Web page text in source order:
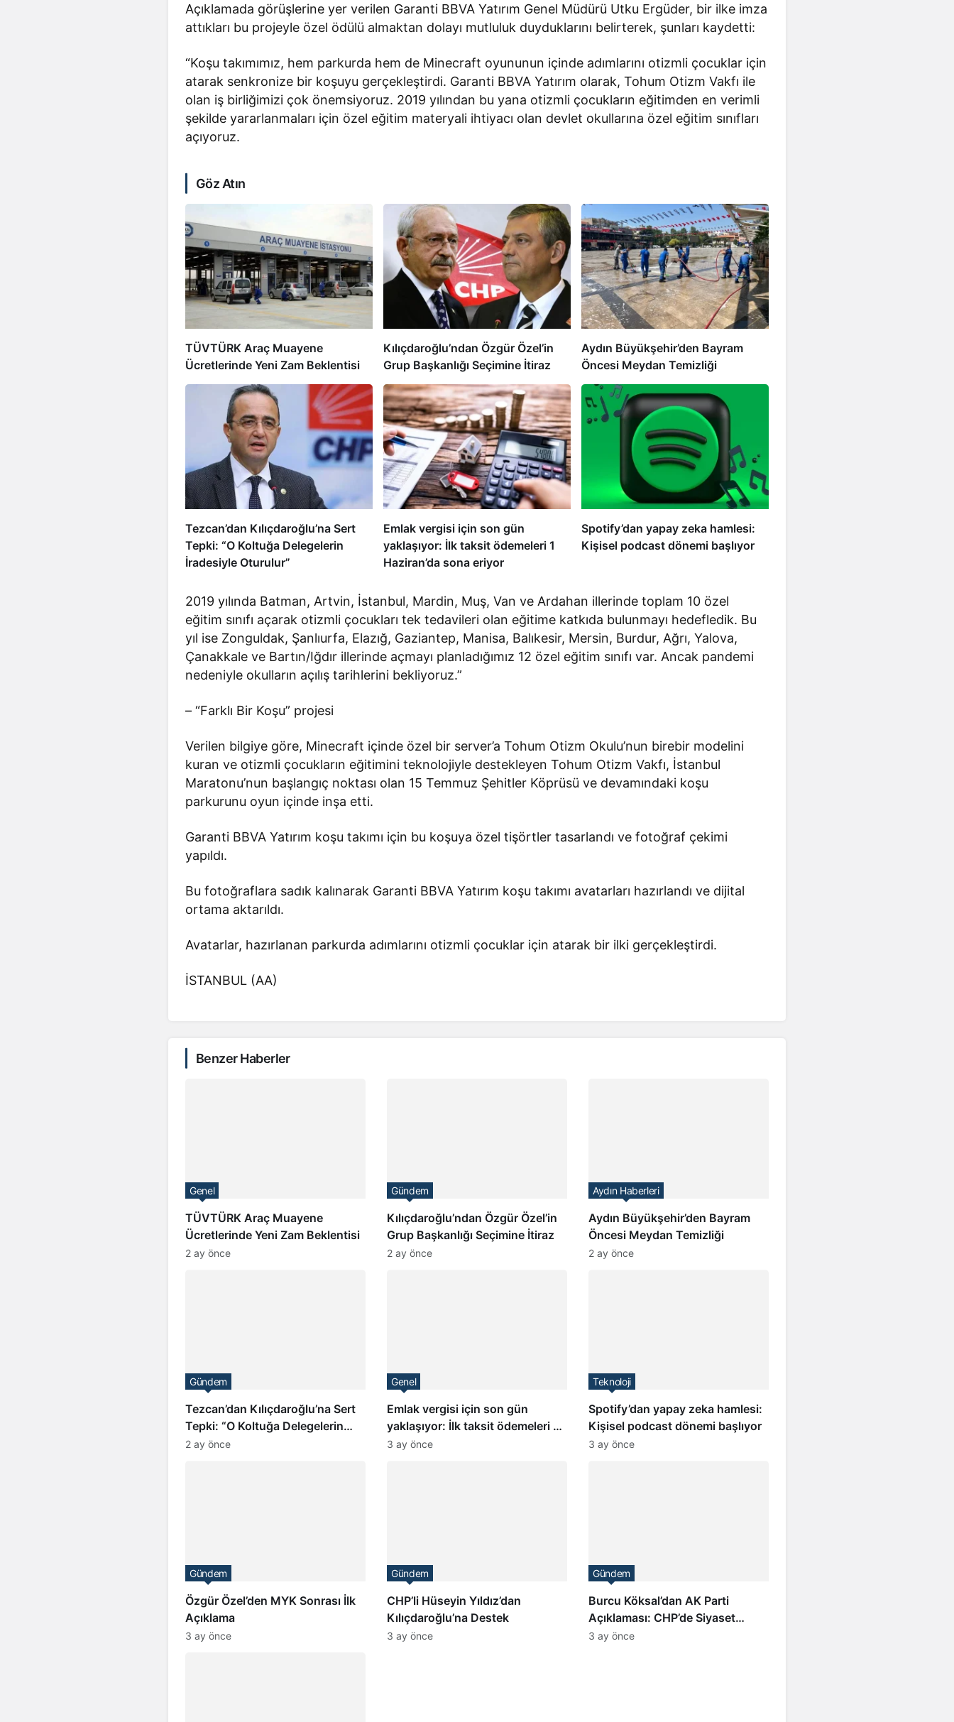
Açıklamada görüşlerine yer verilen Garanti BBVA Yatırım Genel Müdürü Utku Ergüder, bir ilke imza
attıkları bu projeyle özel ödülü almaktan dolayı mutluluk duyduklarını belirterek, şunları kaydetti:
“Koşu takımımız, hem parkurda hem de Minecraft oyununun içinde adımlarını otizmli çocuklar için
atarak senkronize bir koşuyu gerçekleştirdi. Garanti BBVA Yatırım olarak, Tohum Otizm Vakfı ile
olan iş birliğimizi çok önemsiyoruz. 2019 yılından bu yana otizmli çocukların eğitimden en verimli
şekilde yararlanmaları için özel eğitim materyali ihtiyacı olan devlet okullarına özel eğitim sınıfları
açıyoruz.
Göz Atın
TÜVTÜRK Araç Muayene
Ücretlerinde Yeni Zam Beklentisi
Kılıçdaroğlu’ndan Özgür Özel’in
Grup Başkanlığı Seçimine İtiraz
Aydın Büyükşehir’den Bayram
Öncesi Meydan Temizliği
Tezcan’dan Kılıçdaroğlu’na Sert
Tepki: “O Koltuğa Delegelerin
İradesiyle Oturulur”
Emlak vergisi için son gün
yaklaşıyor: İlk taksit ödemeleri 1
Haziran’da sona eriyor
Spotify’dan yapay zeka hamlesi:
Kişisel podcast dönemi başlıyor
2019 yılında Batman, Artvin, İstanbul, Mardin, Muş, Van ve Ardahan illerinde toplam 10 özel
eğitim sınıfı açarak otizmli çocukları tek tedavileri olan eğitime katkıda bulunmayı hedefledik. Bu
yıl ise Zonguldak, Şanlıurfa, Elazığ, Gaziantep, Manisa, Balıkesir, Mersin, Burdur, Ağrı, Yalova,
Çanakkale ve Bartın/Iğdır illerinde açmayı planladığımız 12 özel eğitim sınıfı var. Ancak pandemi
nedeniyle okulların açılış tarihlerini bekliyoruz.”
– “Farklı Bir Koşu” projesi
Verilen bilgiye göre, Minecraft içinde özel bir server’a Tohum Otizm Okulu’nun birebir modelini
kuran ve otizmli çocukların eğitimini teknolojiyle destekleyen Tohum Otizm Vakfı, İstanbul
Maratonu’nun başlangıç noktası olan 15 Temmuz Şehitler Köprüsü ve devamındaki koşu
parkurunu oyun içinde inşa etti.
Garanti BBVA Yatırım koşu takımı için bu koşuya özel tişörtler tasarlandı ve fotoğraf çekimi
yapıldı.
Bu fotoğraflara sadık kalınarak Garanti BBVA Yatırım koşu takımı avatarları hazırlandı ve dijital
ortama aktarıldı.
Avatarlar, hazırlanan parkurda adımlarını otizmli çocuklar için atarak bir ilki gerçekleştirdi.
İSTANBUL (AA)
Benzer Haberler
TÜVTÜRK Araç Muayene
Ücretlerinde Yeni Zam Beklentisi
Genel
2 ay önce
Kılıçdaroğlu’ndan Özgür Özel’in
Grup Başkanlığı Seçimine İtiraz
Gündem
2 ay önce
Aydın Büyükşehir’den Bayram
Öncesi Meydan Temizliği
Aydın Haberleri
2 ay önce
Tezcan’dan Kılıçdaroğlu’na Sert
Tepki: “O Koltuğa Delegelerin
İradesiyle Oturulur”
Gündem
2 ay önce
Emlak vergisi için son gün
yaklaşıyor: İlk taksit ödemeleri 1
Haziran’da sona eriyor
Genel
3 ay önce
Spotify’dan yapay zeka hamlesi:
Kişisel podcast dönemi başlıyor
Teknoloji
3 ay önce
Özgür Özel’den MYK Sonrası İlk
Açıklama
Gündem
3 ay önce
CHP’li Hüseyin Yıldız’dan
Kılıçdaroğlu’na Destek
Gündem
3 ay önce
Burcu Köksal’dan AK Parti
Açıklaması: CHP’de Siyaset
Yapma İmkanım Kalmadı
Gündem
3 ay önce